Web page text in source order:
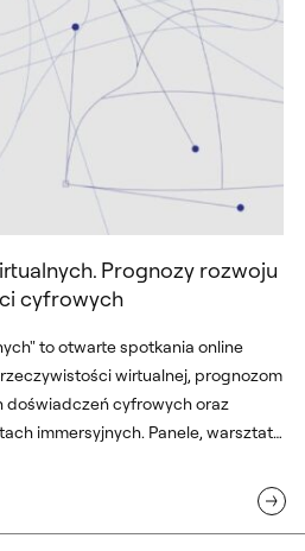
Prognozy rozwoju
cyfrowych
to otwarte spotkania online
wirtualnej, prognozom
doświadczeń cyfrowych oraz
immersyjnych. Panele, warsztaty